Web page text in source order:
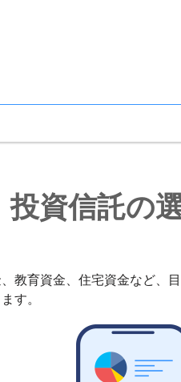
投資信託の
教育資金、住宅資金など、
す。